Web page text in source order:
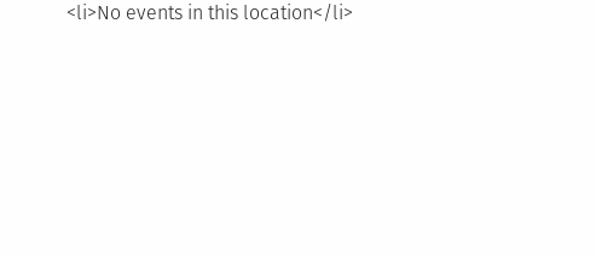
<li>No events in this location</li>